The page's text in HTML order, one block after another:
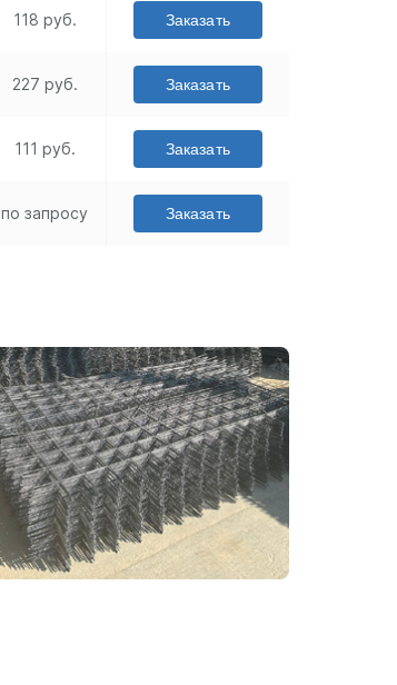
118 руб. Заказать
227 руб. Заказать
111 руб. Заказать
по запросу Заказать